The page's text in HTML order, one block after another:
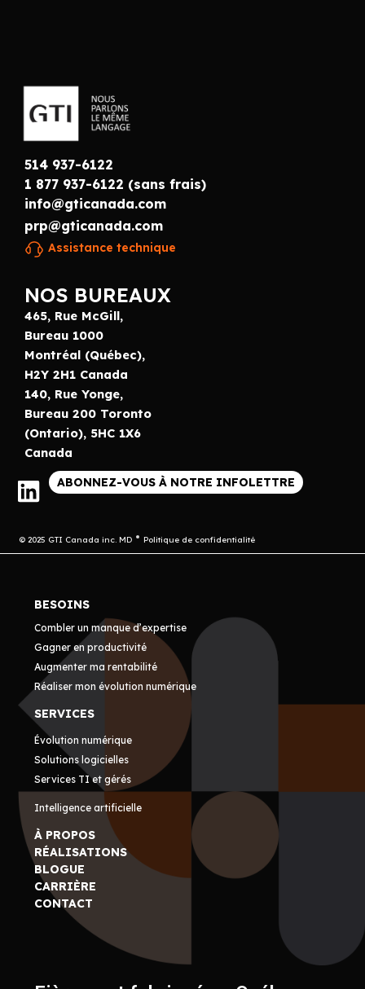
514 937-6122
1 877 937-6122 (sans frais)
info@gticanada.com
prp@gticanada.com
Assistance technique
NOS BUREAUX
465, Rue McGill,
Bureau 1000
Montréal (Québec),
H2Y 2H1 Canada
140, Rue Yonge,
Bureau 200 Toronto
(Ontario), 5HC 1X6
Canada
ABONNEZ-VOUS À NOTRE INFOLETTRE
© 2025 GTI Canada inc. MD Politique de confidentialité
BESOINS
Combler un manque d’expertise
Gagner en productivité
Augmenter ma rentabilité
Réaliser mon évolution numérique
SERVICES
Évolution numérique
Solutions logicielles
Services TI et gérés
Intelligence artificielle
À PROPOS
RÉALISATIONS
BLOGUE
CARRIÈRE
CONTACT